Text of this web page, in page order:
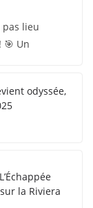
pas lieu
Un
odyssée,
la Riviera